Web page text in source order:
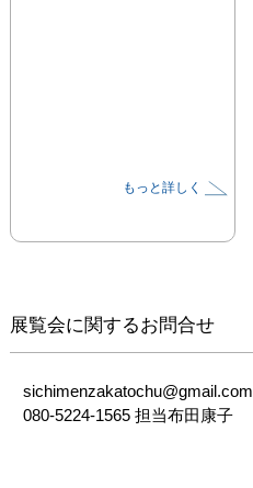
もっと詳しく
展覧会に関するお問合せ
sichimenzakatochu@gmail.com
080-5224-1565 担当布田康子